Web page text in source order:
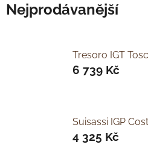
Nejprodávanější
Tresoro IGT
6 739 Kč
Suisassi IGP
4 325 Kč